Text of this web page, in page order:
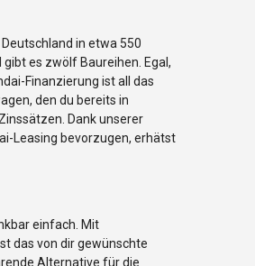
in etwa 550
es zwölf Baureihen. Egal,
Finanzierung ist all das
den du bereits in
Dank unserer
Leasing bevorzugen, erhätst
einfach. Mit
das von dir gewünschte
Alternative für die